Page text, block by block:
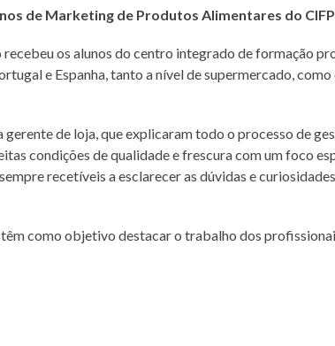
de Marketing de Produtos Alimentares do
os alunos do centro integrado de formação
e Espanha, tanto a nível de supermercado,
de loja, que explicaram todo o processo de
condições de qualidade e frescura com um foco
recetíveis a esclarecer as dúvidas e
como objetivo destacar o trabalho dos